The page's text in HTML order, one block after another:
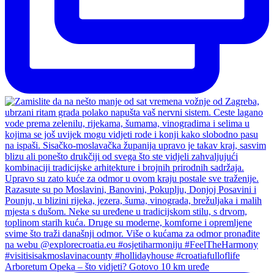
Arboretum Opeka – što vidjeti? Gotovo 10 km uređe